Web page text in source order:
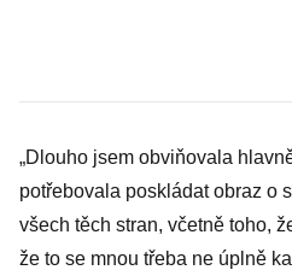
„Dlouho jsem obviňovala
potřebovala poskládat obraz o
všech těch stran, včetně toho,
že to se mnou třeba ne úplně